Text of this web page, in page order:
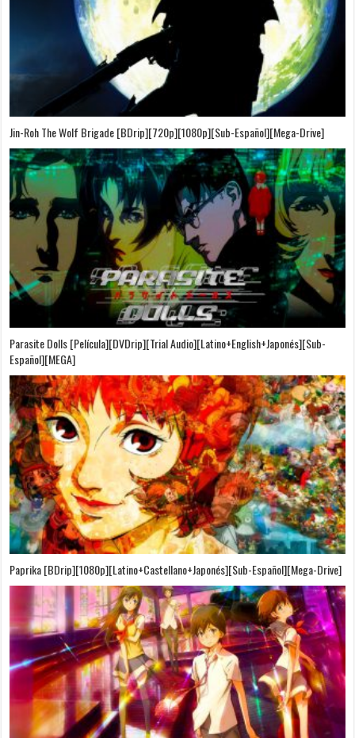
Jin-Roh The Wolf Brigade [BDrip][720p][1080p][Sub-Español][Mega-Drive]
Parasite Dolls [Película][DVDrip][Trial Audio][Latino+English+Japonés][Sub-
Español][MEGA]
Paprika [BDrip][1080p][Latino+Castellano+Japonés][Sub-Español][Mega-Drive]